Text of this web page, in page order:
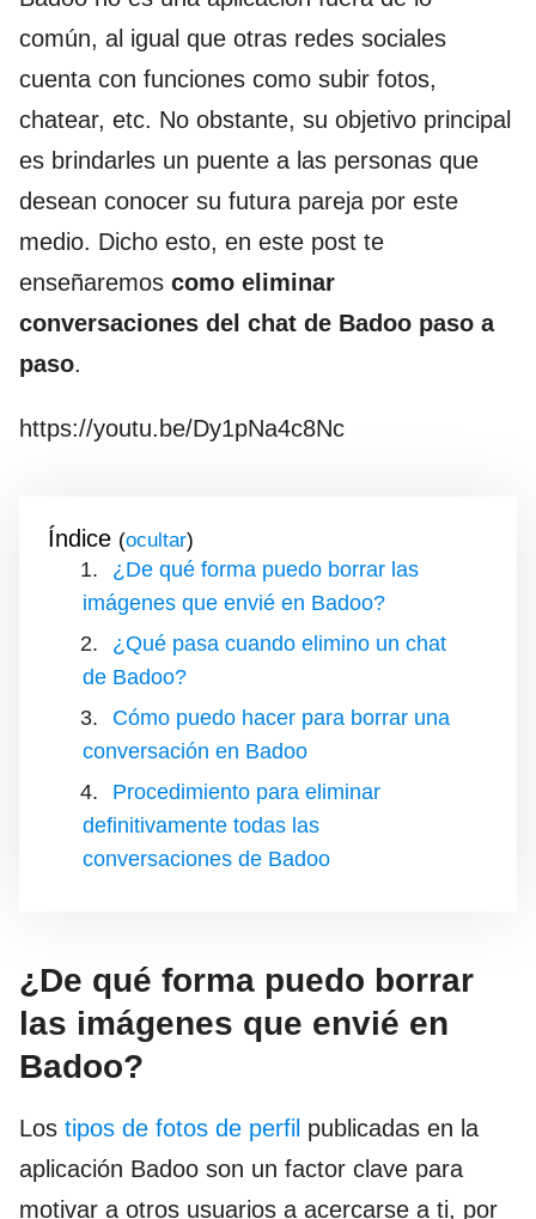
común, al igual que otras redes sociales
cuenta con funciones como subir fotos,
chatear, etc. No obstante, su objetivo principal
es brindarles un puente a las personas que
desean conocer su futura pareja por este
medio. Dicho esto, en este post te
enseñaremos como eliminar
conversaciones del chat de Badoo paso a
paso.
https://youtu.be/Dy1pNa4c8Nc
Índice ( )
¿De qué forma puedo borrar las
imágenes que envié en Badoo?
¿Qué pasa cuando elimino un chat
de Badoo?
Cómo puedo hacer para borrar una
conversación en Badoo
Procedimiento para eliminar
definitivamente todas las
conversaciones de Badoo
¿De qué forma puedo borrar
las imágenes que envié en
Badoo?
Los tipos de fotos de perfil publicadas en la
aplicación Badoo son un factor clave para
motivar a otros usuarios a acercarse a ti, por